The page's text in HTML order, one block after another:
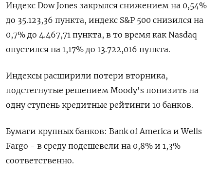
Индекс Dow Jones закрылся снижением на 0,54%
до 35.123,36 пункта, индекс S&P 500 снизился на
0,7% до 4.467,71 пункта, в то время как ​Nasdaq
опустился на 1,17% до 13.722,016 пункта.
Индексы расширили потери вторника,
подстегнутые решением Moody's понизить на
одну ступень кредитные рейтинги 10 банков.
Бумаги крупных банков: Bank of America и Wells
Fargo - в среду подешевели на 0,8% и 1,3%
соответственно.